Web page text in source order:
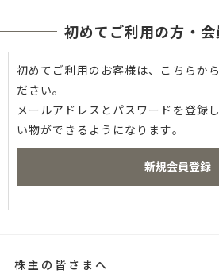
初めてご利用の方・
初めてご利用のお客様は、こちらか
ださい。
メールアドレスとパスワードを登録
い物ができるようになります。
株主の皆さまへ